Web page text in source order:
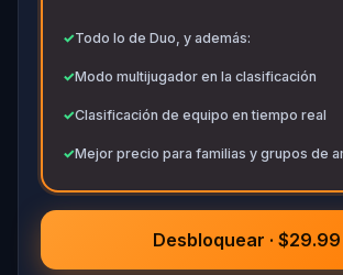
✓Todo lo de Duo, y además:
✓Modo multijugador en la clasificación
✓Clasificación de equipo en tiempo real
✓Mejor precio para familias y grupos de
Desbloquear · $29.99